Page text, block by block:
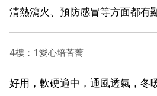
清熱瀉火、預防感冒等方面都有
4樓：1愛心培苦蕎
好用，軟硬適中，通風透氣，冬